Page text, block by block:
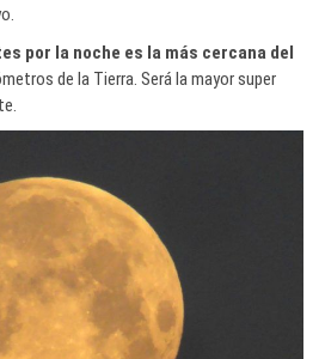
por la noche es la más cercana del
de la Tierra. Será la mayor super